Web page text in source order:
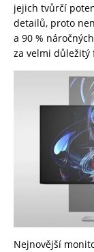
jejich tvůrčí
detailů, proto
a 90 %
za velmi důležitý
Nejnovější